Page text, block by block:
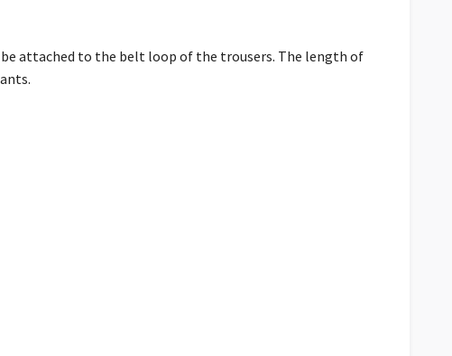
be attached to the belt loop of the trousers. The length of